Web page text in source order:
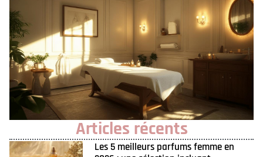
Articles récents
Les 5 meilleurs parfums femme en